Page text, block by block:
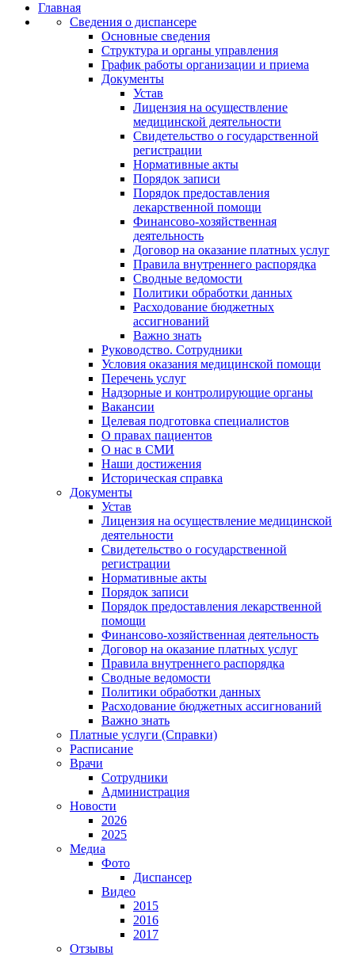
Главная
Сведения о диспансере
Основные сведения
Структура и органы управления
График работы организации и приема
Документы
Устав
Лицензия на осуществление
медицинской деятельности
Свидетельство о государственной
регистрации
Нормативные акты
Порядок записи
Порядок предоставления
лекарственной помощи
Финансово-хозяйственная
деятельность
Договор на оказание платных услуг
Правила внутреннего распорядка
Сводные ведомости
Политики обработки данных
Расходование бюджетных
ассигнований
Важно знать
Руководство. Сотрудники
Условия оказания медицинской помощи
Перечень услуг
Надзорные и контролирующие органы
Вакансии
Целевая подготовка специалистов
О правах пациентов
О нас в СМИ
Наши достижения
Историческая справка
Документы
Устав
Лицензия на осуществление медицинской
деятельности
Свидетельство о государственной
регистрации
Нормативные акты
Порядок записи
Порядок предоставления лекарственной
помощи
Финансово-хозяйственная деятельность
Договор на оказание платных услуг
Правила внутреннего распорядка
Сводные ведомости
Политики обработки данных
Расходование бюджетных ассигнований
Важно знать
Платные услуги (Справки)
Расписание
Врачи
Сотрудники
Администрация
Новости
2026
2025
Медиа
Фото
Диспансер
Видео
2015
2016
2017
Отзывы